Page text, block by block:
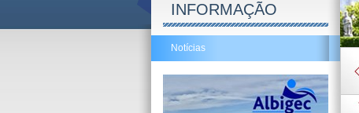
INFORMAÇÃO
Notícias